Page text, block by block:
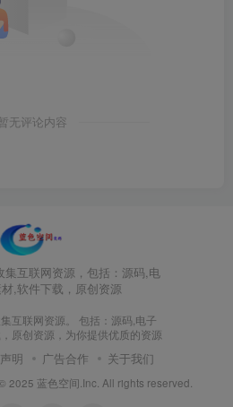
无评论内容
集互联网资源，包括：源码,电
,软件下载，原创资源
互联网资源。 包括：源码,电子
原创资源，为你提供优质的资源
明 广告合作 关于我们
2025 蓝色空间.Inc. All rights reserved.